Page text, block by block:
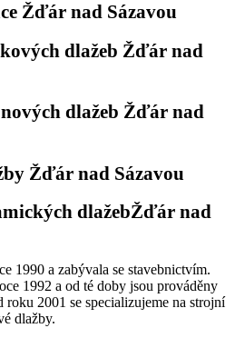
Žďár nad Sázavou
dlažeb Žďár nad
dlažeb Žďár nad
Žďár nad Sázavou
dlažebŽďár nad
1990 a zabývala se stavebnictvím.
1992 a od té doby jsou prováděny
roku 2001 se specializujeme na strojní
dlažby.